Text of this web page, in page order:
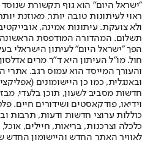
"ישראל היום" הוא גוף תקשורת
ראוי לעיתונות טובה יותר, מאוזנת
ולא צועקת. עיתונות אמינה,
הפך "ישראל היום" לעיתון הישראלי
חול. מו"ל העיתון היא ד"ר מרים
והעורך המייסד הוא עמוס רגב. אתרי
חדשות מסביב לשעון, תוכן בלעדי,
וידיאו, פודקאסטים ושידורים חיים.
כוללות ערוצי חדשות ודעות, תרבות
לאוויר האתר החדש והיישומון